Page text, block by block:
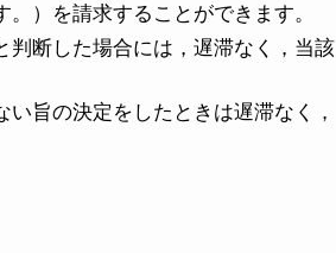
）を請求することができます。
判断した場合には，遅滞なく，当該
旨の決定をしたときは遅滞なく，